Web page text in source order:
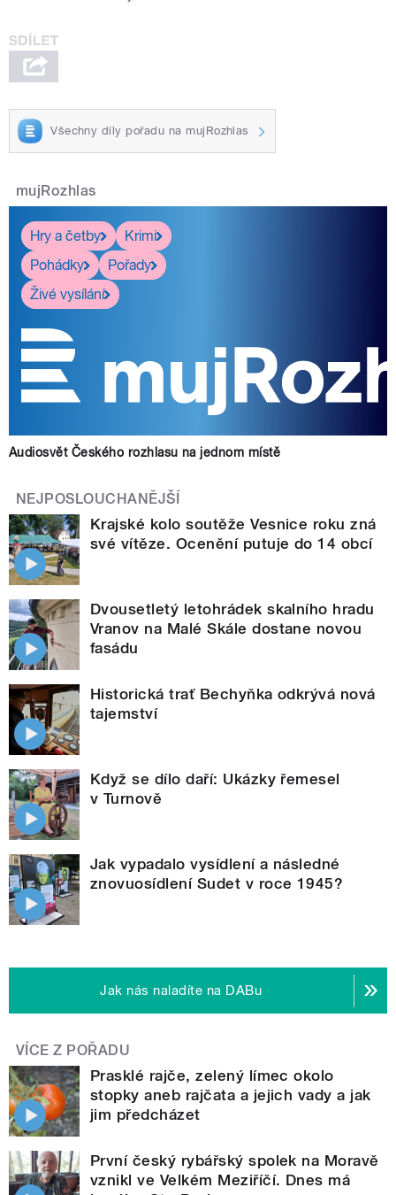
Všechny díly pořadu na mujRozhlas
mujRozhlas
Hry a četby
Krimi
Pohádky
Pořady
Živé vysílání
Audiosvět Českého rozhlasu na jednom místě
NEJPOSLOUCHANĚJŠÍ
Krajské kolo soutěže Vesnice roku zná
své vítěze. Ocenění putuje do 14 obcí
Dvousetletý letohrádek skalního hradu
Vranov na Malé Skále dostane novou
fasádu
Historická trať Bechyňka odkrývá nová
tajemství
Když se dílo daří: Ukázky řemesel
v Turnově
Jak vypadalo vysídlení a následné
znovuosídlení Sudet v roce 1945?
Jak nás naladíte na DABu
VÍCE Z POŘADU
Prasklé rajče, zelený límec okolo
stopky aneb rajčata a jejich vady a jak
jim předcházet
První český rybářský spolek na Moravě
vznikl ve Velkém Meziříčí. Dnes má